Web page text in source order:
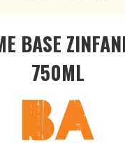
BASE
750ML